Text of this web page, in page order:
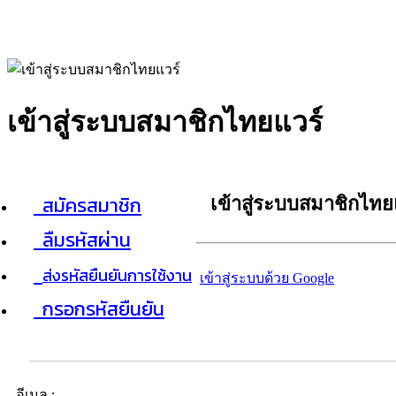
เข้าสู่ระบบสมาชิกไทยแวร์
สมัครสมาชิก
ลืมรหัสผ่าน
ส่งรหัสยืนยันการใช้งาน
กรอกรหัสยืนยัน
เข้าสู่ระบบสมาชิกไท
เข้าสู่ระบบด้วย Google